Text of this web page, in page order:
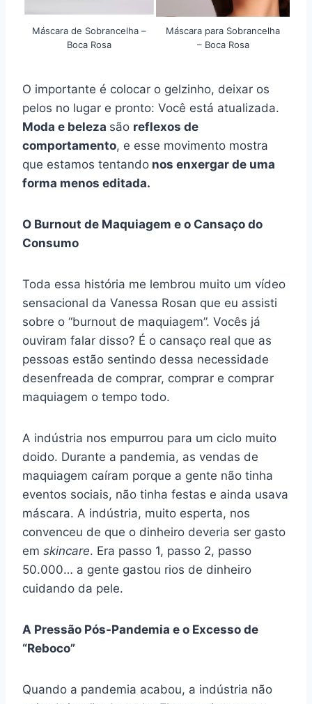
Máscara de Sobrancelha –
Boca Rosa
Máscara para Sobrancelha
– Boca Rosa
O importante é colocar o gelzinho, deixar os
pelos no lugar e pronto: Você está atualizada.
Moda e beleza são reflexos de
comportamento, e esse movimento mostra
que estamos tentando nos enxergar de uma
forma menos editada.
O Burnout de Maquiagem e o Cansaço do
Consumo
Toda essa história me lembrou muito um vídeo
sensacional da Vanessa Rosan que eu assisti
sobre o “burnout de maquiagem”. Vocês já
ouviram falar disso? É o cansaço real que as
pessoas estão sentindo dessa necessidade
desenfreada de comprar, comprar e comprar
maquiagem o tempo todo.
A indústria nos empurrou para um ciclo muito
doido. Durante a pandemia, as vendas de
maquiagem caíram porque a gente não tinha
eventos sociais, não tinha festas e ainda usava
máscara. A indústria, muito esperta, nos
convenceu de que o dinheiro deveria ser gasto
em skincare. Era passo 1, passo 2, passo
50.000… a gente gastou rios de dinheiro
cuidando da pele.
A Pressão Pós-Pandemia e o Excesso de
“Reboco”
Quando a pandemia acabou, a indústria não